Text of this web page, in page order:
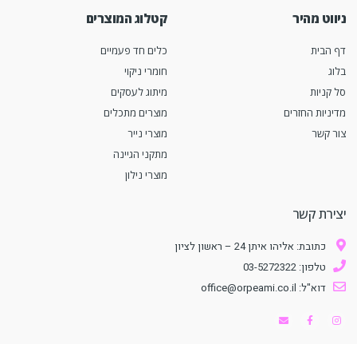
ניווט מהיר
דף הבית
בלוג
סל קניות
מדיניות החזרים
צור קשר
קטלוג המוצרים
כלים חד פעמיים
חומרי ניקוי
מיתוג לעסקים
מוצרים מתכלים
מוצרי נייר
מתקני הגיינה
מוצרי נילון
יצירת קשר
כתובת: אליהו איתן 24 – ראשון לציון
טלפון: 03-5272322
דוא"ל: office@orpeami.co.il